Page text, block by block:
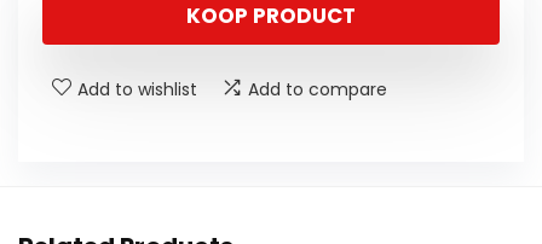
KOOP PRODUCT
Add to wishlist Add to compare